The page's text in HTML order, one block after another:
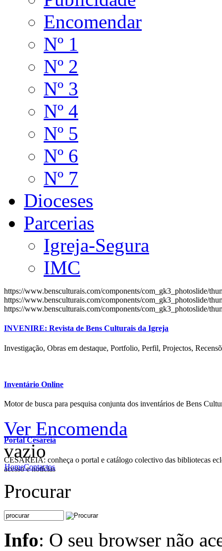
Encomendar
Nº 1
Nº 2
Nº 3
Nº 4
Nº 5
Nº 6
Nº 7
Dioceses
Parcerias
Igreja-Segura
IMC
https://www.bensculturais.com/components/com_gk3_photoslide/
https://www.bensculturais.com/components/com_gk3_photoslide/
https://www.bensculturais.com/components/com_gk3_photoslide/
INVENIRE: Revista de Bens Culturais da Igreja
Investigação, Obras em destaque, Portfolio, Perfil, Projectos,
Inventário Online
Motor de busca para pesquisa conjunta dos inventários de Bens
Portal Cesareia
CESAREIA: conheça o portal e catálogo colectivo das bibliotecas
acesso e notícias
Ver Encomenda
vazio
HomeContactos
Procurar
Info: O seu browser não